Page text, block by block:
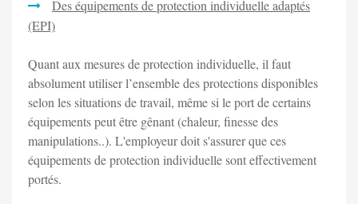
Des équipements de protection individuelle adaptés
(EPI)
Quant aux mesures de protection individuelle, il faut
absolument utiliser l’ensemble des protections disponibles
selon les situations de travail, même si le port de certains
équipements peut être gênant (chaleur, finesse des
manipulations..). L'employeur doit s'assurer que ces
équipements de protection individuelle sont effectivement
portés.